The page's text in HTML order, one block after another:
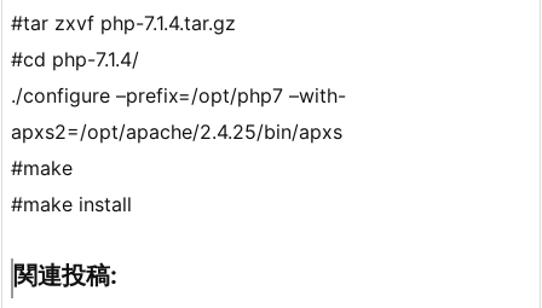
#tar zxvf php-7.1.4.tar.gz
#cd php-7.1.4/
./configure –prefix=/opt/php7 –with-
apxs2=/opt/apache/2.4.25/bin/apxs
#make
#make install
関連投稿: